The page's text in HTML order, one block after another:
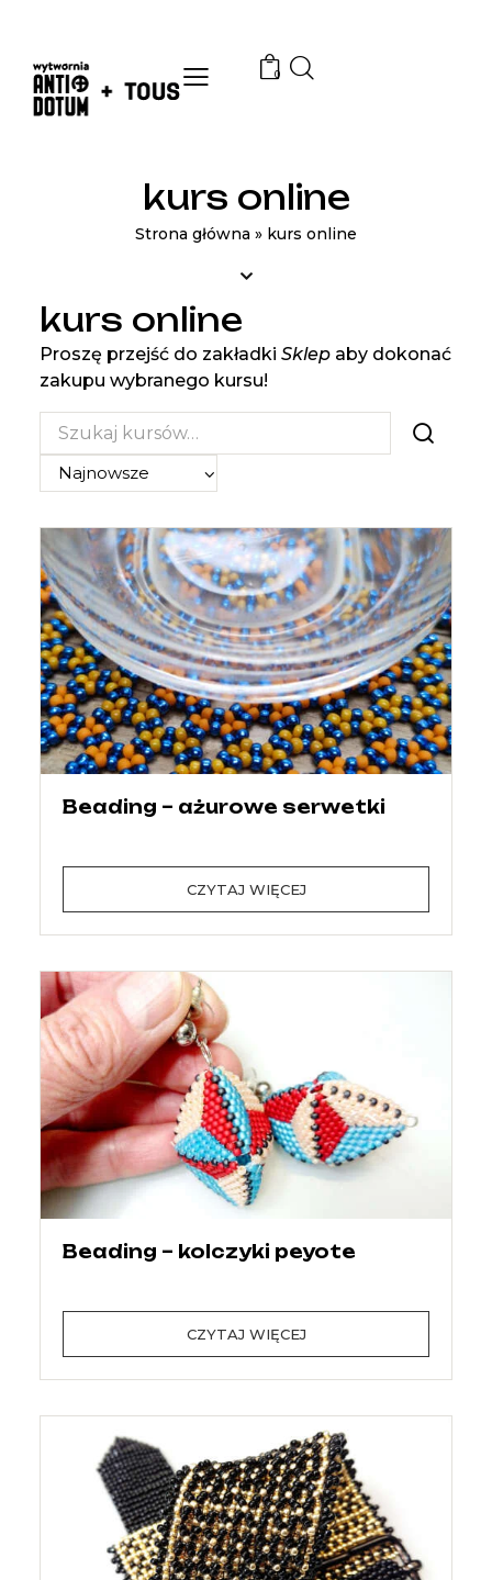
0
kurs online
Strona główna » kurs online
kurs online
Proszę przejść do zakładki Sklep aby dokonać
zakupu wybranego kursu!
Beading – ażurowe serwetki
CZYTAJ WIĘCEJ
Beading – kolczyki peyote
CZYTAJ WIĘCEJ